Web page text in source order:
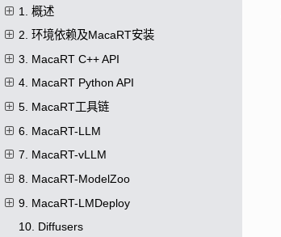
1. 概述
2. 环境依赖及MacaRT安装
3. MacaRT C++ API
4. MacaRT Python API
5. MacaRT工具链
6. MacaRT-LLM
7. MacaRT-vLLM
8. MacaRT-ModelZoo
9. MacaRT-LMDeploy
10. Diffusers